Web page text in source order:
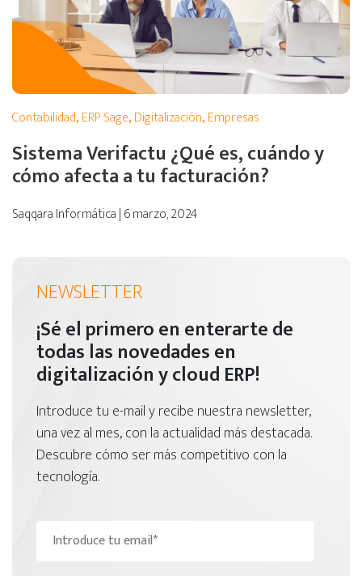
Contabilidad,ERP Sage,Digitalización,Empresas
Sistema Verifactu ¿Qué es, cuándo y
cómo afecta a tu facturación?
Saqqara Informática | 6 marzo, 2024
NEWSLETTER
¡Sé el primero en enterarte de
todas las novedades en
digitalización y cloud ERP!
Introduce tu e-mail y recibe nuestra newsletter,
una vez al mes, con la actualidad más destacada.
Descubre cómo ser más competitivo con la
tecnología.